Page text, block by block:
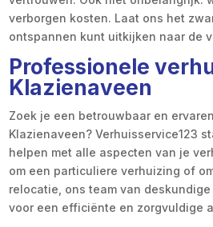
verborgen kosten. Laat ons het
ontspannen kunt uitkijken naar de
Professionele
Klazienaveen
Zoek je een betrouwbaar en
Klazienaveen? Verhuisservice123
helpen met alle aspecten van je
om een particuliere verhuizing of
relocatie, ons team van
voor een efficiënte en zorgvuldige